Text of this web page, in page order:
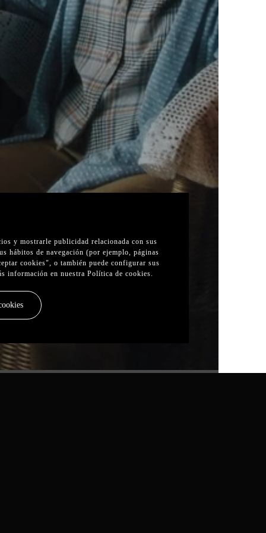
y mostrarle publicidad relacionada con sus
hábitos de navegación (por ejemplo, páginas
cookies", o también puede configurar sus
información en nuestra Política de cookies.